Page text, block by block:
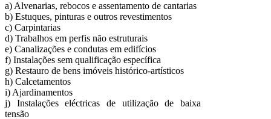
a) Alvenarias, rebocos e assentamento de cantarias
b) Estuques, pinturas e outros revestimentos
c) Carpintarias
d) Trabalhos em perfis não estruturais
e) Canalizações e condutas em edifícios
f) Instalações sem qualificação específica
g) Restauro de bens imóveis histórico-artísticos
h) Calcetamentos
i) Ajardinamentos
j) Instalações eléctricas de utilização de baixa
tensão